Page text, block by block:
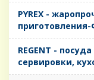
PYREX -
REGENT -
сервировки,